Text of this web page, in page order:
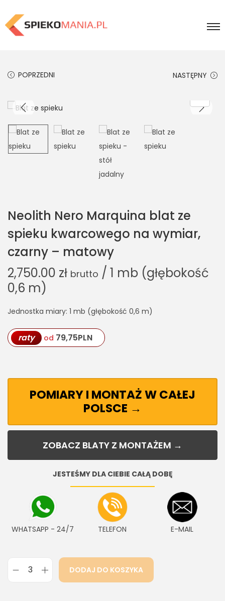
POPRZEDNI NASTĘPNY
Neolith Nero Marquina blat ze
spieku kwarcowego na wymiar,
czarny – matowy
2,750.00 zł brutto / 1 mb (głębokość
0,6 m)
Jednostka miary: 1 mb (głębokość 0,6 m)
raty od 79,75PLN
POMIARY I MONTAŻ W CAŁEJ
POLSCE →
ZOBACZ BLATY Z MONTAŻEM →
JESTEŚMY DLA CIEBIE CAŁĄ DOBĘ
WHATSAPP - 24/7 TELEFON E-MAIL
DODAJ DO KOSZYKA